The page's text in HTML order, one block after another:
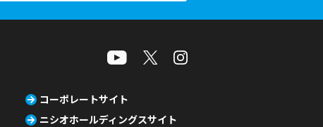
コーポレートサイト
ニシオホールディングスサイト